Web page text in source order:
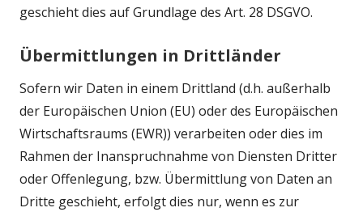
geschieht dies auf Grundlage des Art. 28 DSGVO.
Übermittlungen in Drittländer
Sofern wir Daten in einem Drittland (d.h. außerhalb
der Europäischen Union (EU) oder des Europäischen
Wirtschaftsraums (EWR)) verarbeiten oder dies im
Rahmen der Inanspruchnahme von Diensten Dritter
oder Offenlegung, bzw. Übermittlung von Daten an
Dritte geschieht, erfolgt dies nur, wenn es zur